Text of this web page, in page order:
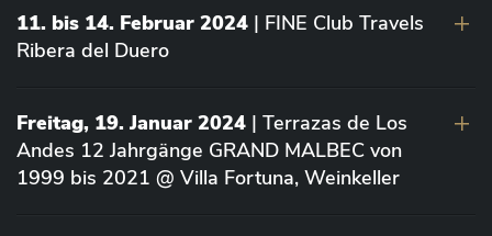
11. bis 14. Februar 2024 | FINE Club Travels
Ribera del Duero
Freitag, 19. Januar 2024 | Terrazas de Los
Andes 12 Jahrgänge GRAND MALBEC von
1999 bis 2021 @ Villa Fortuna, Weinkeller